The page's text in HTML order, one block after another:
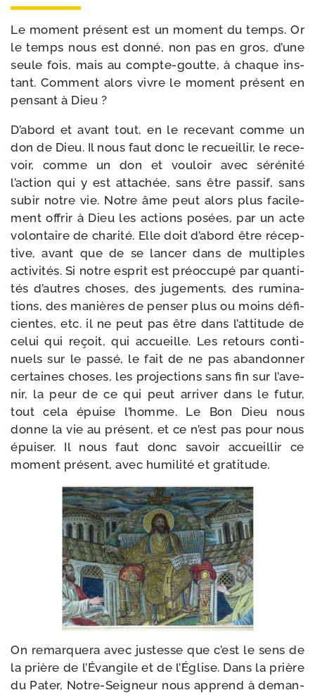
Le moment pré­sent est un moment du temps. Or
le temps nous est don­né, non pas en gros, d’une
seule fois, mais au compte-​goutte, à chaque ins­
tant. Comment alors vivre le moment pré­sent en
pen­sant à Dieu ?
D’abord et avant tout, en le rece­vant comme un
don de Dieu. Il nous faut donc le recueillir, le rece­
voir, comme un don et vou­loir avec séré­ni­té
l’action qui y est atta­chée, sans être pas­sif, sans
subir notre vie. Notre âme peut alors plus faci­le­
ment offrir à Dieu les actions posées, par un acte
volon­taire de cha­ri­té. Elle doit d’abord être récep­
tive, avant que de se lan­cer dans de mul­tiples
acti­vi­tés. Si notre esprit est pré­oc­cu­pé par quan­ti­
tés d’autres choses, des juge­ments, des rumi­na­
tions, des manières de pen­ser plus ou moins défi­
cientes, etc. il ne peut pas être dans l’at­ti­tude de
celui qui reçoit, qui accueille. Les retours conti­
nuels sur le pas­sé, le fait de ne pas aban­don­ner
cer­taines choses, les pro­jec­tions sans fin sur l’a­ve­
nir, la peur de ce qui peut arri­ver dans le futur,
tout cela épuise l’homme. Le Bon Dieu nous
donne la vie au pré­sent, et ce n’est pas pour nous
épui­ser. Il nous faut donc savoir accueillir ce
moment pré­sent, avec humi­li­té et gratitude.
On remar­que­ra avec jus­tesse que c’est le sens de
la prière de l’Évangile et de l’Église. Dans la prière
du Pater, Notre-​Seigneur nous apprend à deman­